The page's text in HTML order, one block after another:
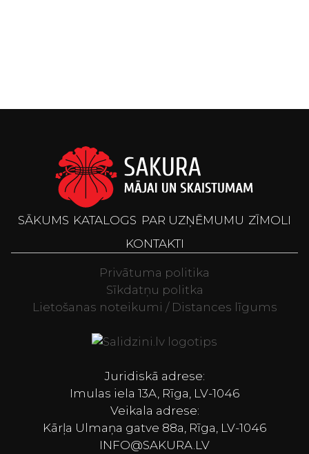
SĀKUMS KATALOGS PAR UZŅĒMUMU ZĪMOLI
KONTAKTI
Privātuma politika
Sīkdatņu politka
Lietošanas noteikumi / Distances līgums
Juridiskā adrese:
Imulas iela 13A, Rīga, LV-1046
Veikala adrese:
Kārļa Ulmaņa gatve 88a, Rīga, LV-1046
INFO@SAKURA.LV